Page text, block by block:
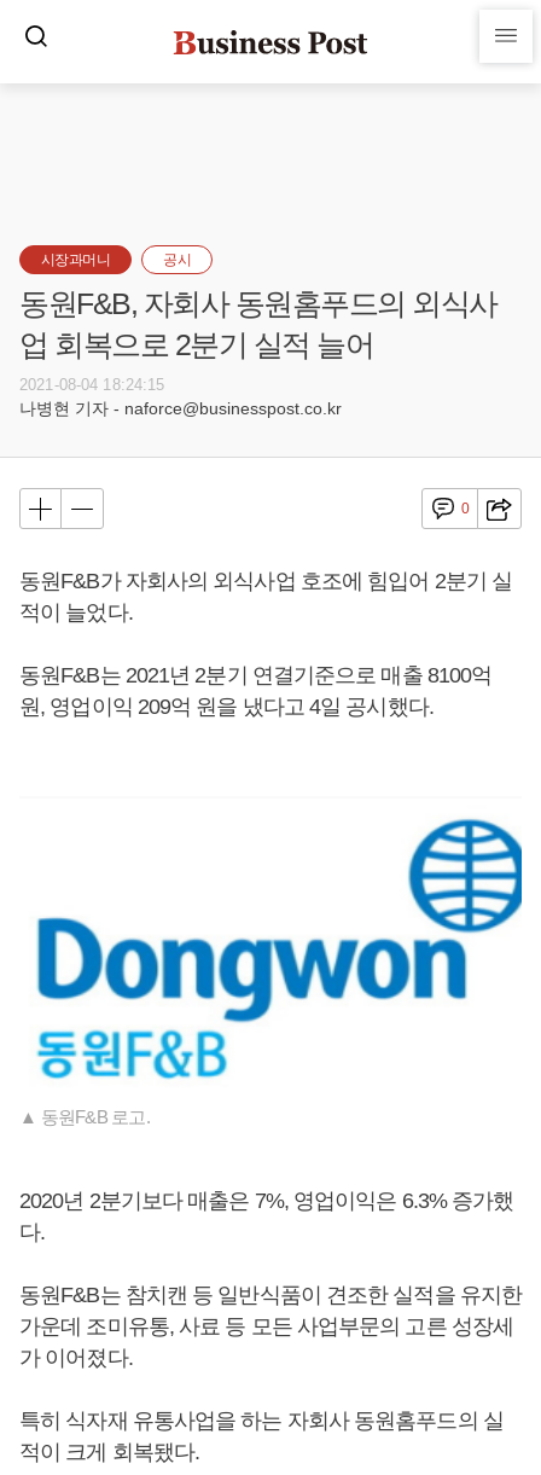
시장과머니 공시
동원F&B, 자회사 동원홈푸드의 외식사
업 회복으로 2분기 실적 늘어
2021-08-04 18:24:15
나병현 기자 - naforce@businesspost.co.kr
0
동원F&B가 자회사의 외식사업 호조에 힘입어 2분기 실
적이 늘었다.
동원F&B는 2021년 2분기 연결기준으로 매출 8100억
원, 영업이익 209억 원을 냈다고 4일 공시했다.
▲ 동원F&B 로고.
2020년 2분기보다 매출은 7%, 영업이익은 6.3% 증가했
다.
동원F&B는 참치캔 등 일반식품이 견조한 실적을 유지한
가운데 조미유통, 사료 등 모든 사업부문의 고른 성장세
가 이어졌다.
특히 식자재 유통사업을 하는 자회사 동원홈푸드의 실
적이 크게 회복됐다.